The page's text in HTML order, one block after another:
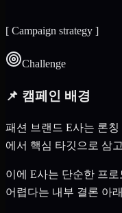
[ Campaign strategy ]
Challenge
📌 캠페인 배경
패션 브랜드 E사는 론
에서 핵심 타깃으로 삼
이에 E사는 단순한 프
어렵다는 내부 결론 아